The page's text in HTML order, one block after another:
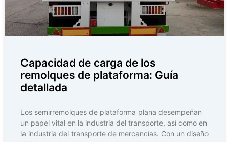
Capacidad de carga de los
remolques de plataforma: Guía
detallada
Los semirremolques de plataforma plana desempeñan
un papel vital en la industria del transporte, así como en
la industria del transporte de mercancías. Con un diseño